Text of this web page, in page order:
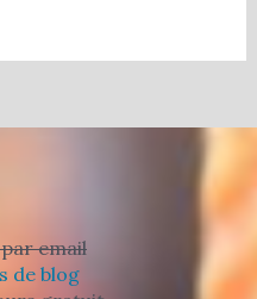
email
de blog